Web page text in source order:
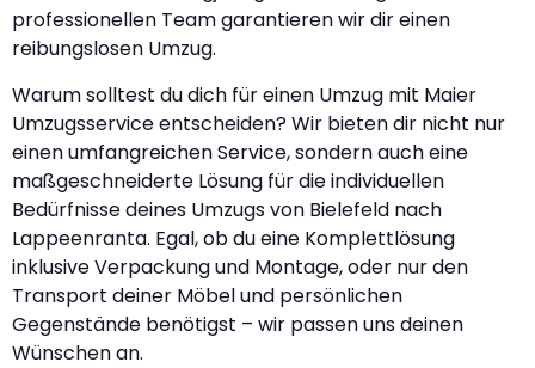
professionellen Team garantieren wir dir einen
reibungslosen Umzug.
Warum solltest du dich für einen Umzug mit Maier
Umzugsservice entscheiden? Wir bieten dir nicht nur
einen umfangreichen Service, sondern auch eine
maßgeschneiderte Lösung für die individuellen
Bedürfnisse deines Umzugs von Bielefeld nach
Lappeenranta. Egal, ob du eine Komplettlösung
inklusive Verpackung und Montage, oder nur den
Transport deiner Möbel und persönlichen
Gegenstände benötigst – wir passen uns deinen
Wünschen an.